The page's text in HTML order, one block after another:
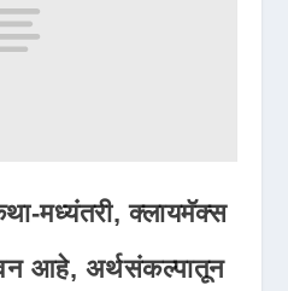
मध्यंतरी, क्लायमॅक्स
आहे, अर्थसंकल्पातून